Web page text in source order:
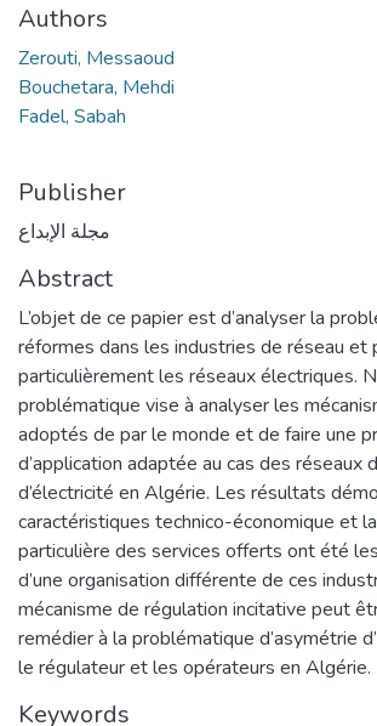
Authors
Zerouti, Messaoud
Bouchetara, Mehdi
Fadel, Sabah
Publisher
مجلة الإبداع
Abstract
L’objet de ce papier est d’analyser la
réformes dans les industries de réseau et
particulièrement les réseaux électriques.
problématique vise à analyser les
adoptés de par le monde et de faire une
d’application adaptée au cas des réseaux
d’électricité en Algérie. Les résultats
caractéristiques technico-économique et
particulière des services offerts ont été
d’une organisation différente de ces
mécanisme de régulation incitative peut
remédier à la problématique d’asymétrie
le régulateur et les opérateurs en Algérie.
Keywords